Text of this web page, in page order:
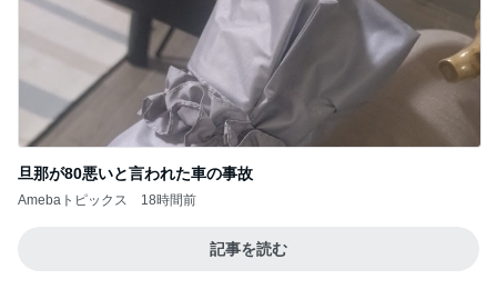
旦那が80悪いと言われた車の事故
Amebaトピックス 18時間前
記事を読む